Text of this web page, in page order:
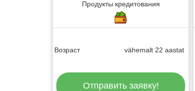
Продукты кредитования
Возраст vähemalt 22 aastat
Отправить заявку!